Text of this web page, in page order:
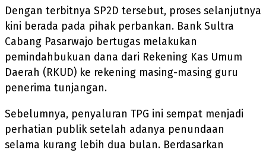
Dengan terbitnya SP2D tersebut, proses selanjutnya
kini berada pada pihak perbankan. Bank Sultra
Cabang Pasarwajo bertugas melakukan
pemindahbukuan dana dari Rekening Kas Umum
Daerah (RKUD) ke rekening masing-masing guru
penerima tunjangan.
Sebelumnya, penyaluran TPG ini sempat menjadi
perhatian publik setelah adanya penundaan
selama kurang lebih dua bulan. Berdasarkan